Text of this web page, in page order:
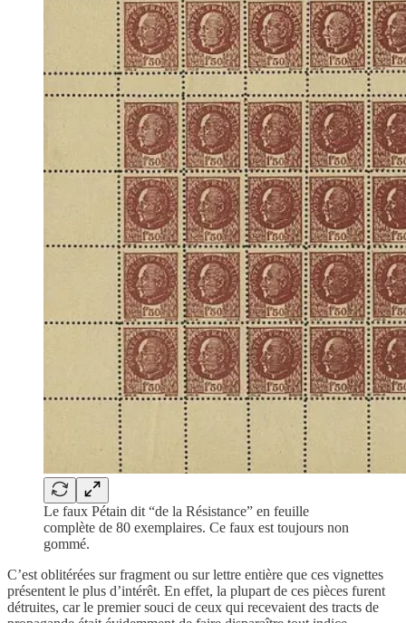
Le faux Pétain dit “de la Résistance” en feuille
complète de 80 exemplaires. Ce faux est toujours non
gommé.
C’est oblitérées sur fragment ou sur lettre entière que ces vignettes
présentent le plus d’intérêt. En effet, la plupart de ces pièces furent
détruites, car le premier souci de ceux qui recevaient des tracts de